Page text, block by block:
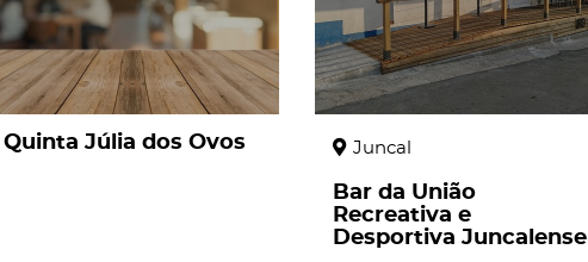
Quinta Júlia dos Ovos Juncal
Bar da União
Recreativa e
Desportiva Juncalense